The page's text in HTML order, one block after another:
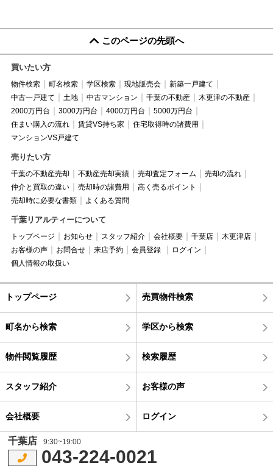
このページの先頭へ
買いたい方
物件検索 町名検索 学区検索 現地販売会
新築一戸建て
中古一戸建て
土地 中古マンション 千葉の不動産
木更津の不動産
2000万円台
3000万円台 4000万円台
5000万円台
住まい購入の流れ
賃貸VS持ち家
住宅取得時の諸費用
マンションVS戸建て
売りたい方
千葉の不動産売却 不動産売却実績 売却査定フォーム
売却の流れ
仲介と買取の違い
売却時の諸費用
高く売るポイント
売却時に必要な書類
よくある質問
千葉リアルティーについて
トップページ お知らせ スタッフ紹介 会社概要 千葉店
木更津店
お客様の声
お問合せ 来店予約 会員登録
ログイン
個人情報の取扱い
トップページ 売買物件検索
町名から検索 学区から検索
物件閲覧履歴 検索履歴
スタッフ紹介 お客様の声
会社概要 ログイン
千葉店 9:30~19:00
043-224-0021